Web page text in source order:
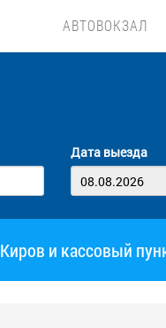
АВТОВОКЗАЛ
Дата выезда
и кассовый